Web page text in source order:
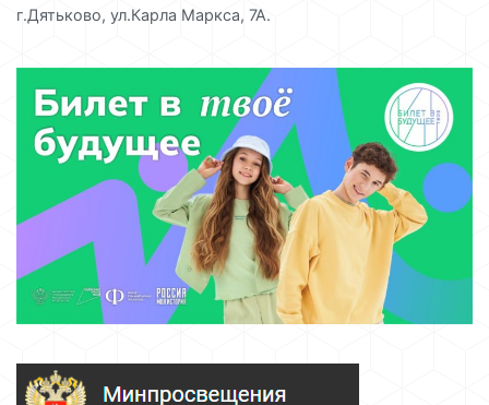
г.Дятьково, ул.Карла Маркса, 7А.